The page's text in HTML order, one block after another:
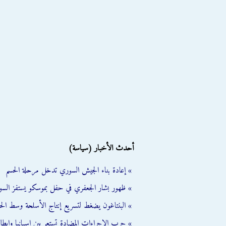
أحدث الأخبار (سياسة)
» إعادة بناء الجيش السوري تدخل مرحلة الحسم
» ظهور بشار الجعفري في حفل بموسكو يستفز
» البنتاغون يضغط لتسريع إنتاج الأسلحة وسط